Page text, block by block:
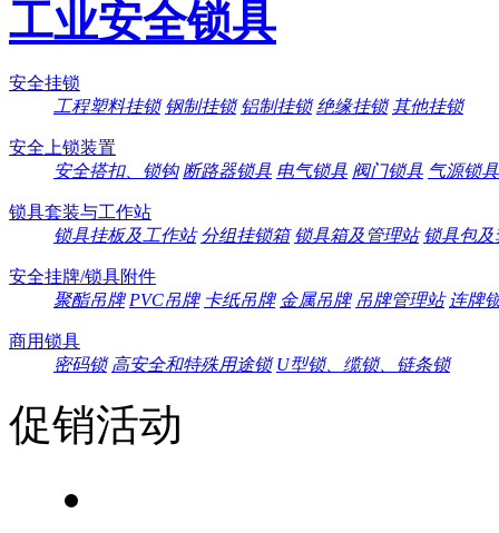
工业安全锁具
安全挂锁
工程塑料挂锁 钢制挂锁 铝制挂锁 绝缘挂锁 其他挂锁
安全上锁装置
安全搭扣、锁钩 断路器锁具 电气锁具 阀门锁具 气源锁具
锁具套装与工作站
锁具挂板及工作站 分组挂锁箱 锁具箱及管理站 锁具包及
安全挂牌/锁具附件
聚酯吊牌 PVC吊牌 卡纸吊牌 金属吊牌 吊牌管理站 连牌
商用锁具
密码锁 高安全和特殊用途锁 U型锁、缆锁、链条锁
促销活动